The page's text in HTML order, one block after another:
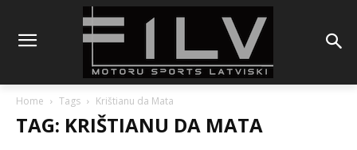
Home Tags Krištianu da Mata
TAG: KRIŠTIANU DA MATA